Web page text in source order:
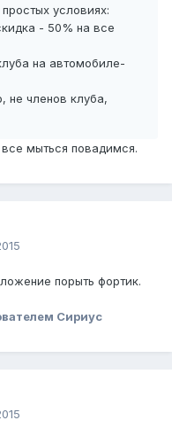
условиях:
- 50% на все
на автомобиле-
не членов клуба,
мыться повадимся.
порыть фортик.
Сириус